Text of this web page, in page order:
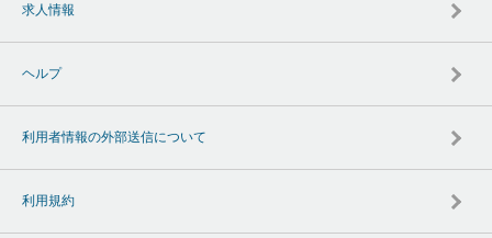
求人情報
ヘルプ
利用者情報の外部送信について
利用規約